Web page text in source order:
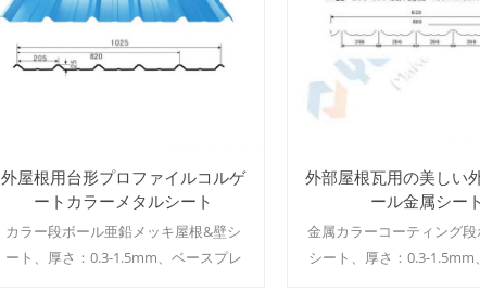
外屋根用台形プロファイルコルゲ
ートカラーメタルシート
カラー段ボール亜鉛メッキ屋根&壁シ
ート、厚さ：0.3-1.5mm、ベースプレ
外部屋根瓦用の美しい
ール金属シー
金属カラーコーティング
シート、厚さ：0.3-1.5mm